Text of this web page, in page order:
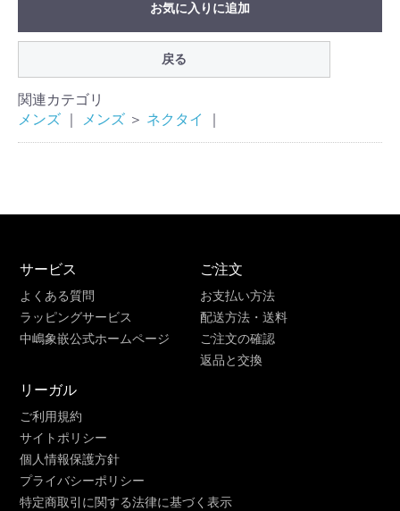
お気に入りに追加
戻る
関連カテゴリ
メンズ
メンズ ＞ ネクタイ
サービス
よくある質問
ラッピングサービス
中嶋象嵌公式ホームページ
ご注文
お支払い方法
配送方法・送料
ご注文の確認
返品と交換
リーガル
ご利用規約
サイトポリシー
個人情報保護方針
プライバシーポリシー
特定商取引に関する法律に基づく表示